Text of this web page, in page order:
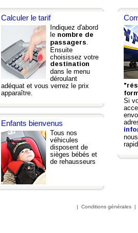
Calculer le tarif
Indiquez d'abord
le nombre de
passagers
Ensuite
choisissez votre
destination
dans le menu
déroulant
adéquat et vous verrez le prix
apparaître.
Enfants bienvenus
Tous nos
véhicules
disposent de
sièges bébés et
de rehausseurs
Si
| Conditions générales|